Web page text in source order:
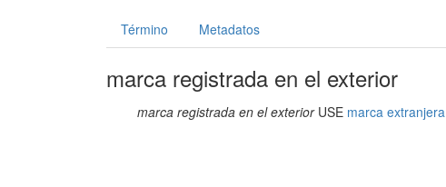
Término Metadatos
marca registrada en el exterior
marca registrada en el exteriorUSE marca extranjera